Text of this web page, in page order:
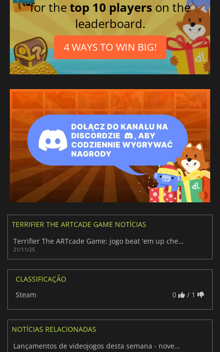
for thetop 10 players on the
leaderboard.
4 WAYS TO WIN BIG!
TERRIFIER THE ARTCADE GAME NOTÍCIAS
Terrifier The ARTcade Game: jogo beat 'em up cheio de sangue e de inspiração retro
21/11/25
CLASSIFICAÇÃO
Steam
0 / 1
NOTÍCIAS RELACIONADAS
Lançamentos de videojogos desta semana - novembro de 2025 (Semana 47)